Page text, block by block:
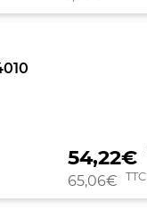
54,22€
65,06€ TTC